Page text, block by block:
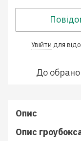
Увійти для
До
Опис
Опис